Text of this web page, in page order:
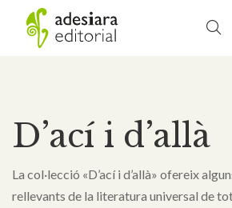
D’ací i d’allà
La col·lecció «D’ací i d’allà» ofereix
rellevants de la literatura universal de